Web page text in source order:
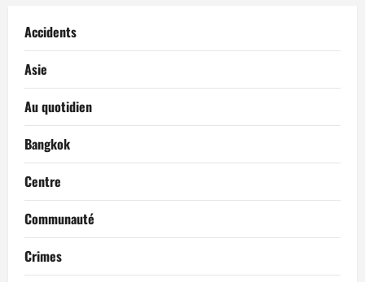
Accidents
Asie
Au quotidien
Bangkok
Centre
Communauté
Crimes